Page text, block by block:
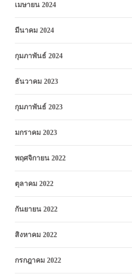
เมษายน 2024
มีนาคม 2024
กุมภาพันธ์ 2024
ธันวาคม 2023
กุมภาพันธ์ 2023
มกราคม 2023
พฤศจิกายน 2022
ตุลาคม 2022
กันยายน 2022
สิงหาคม 2022
กรกฎาคม 2022